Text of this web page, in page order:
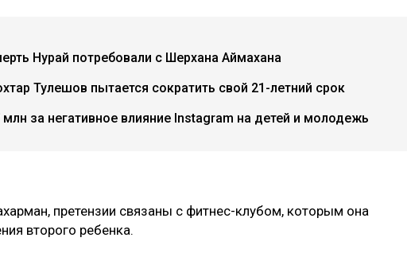
Нурай потребовали с Шерхана Аймахана
Тулешов пытается сократить свой 21-летний срок
млн за негативное влияние Instagram на детей и молодежь
претензии связаны с фитнес-клубом, которым она
второго ребенка.